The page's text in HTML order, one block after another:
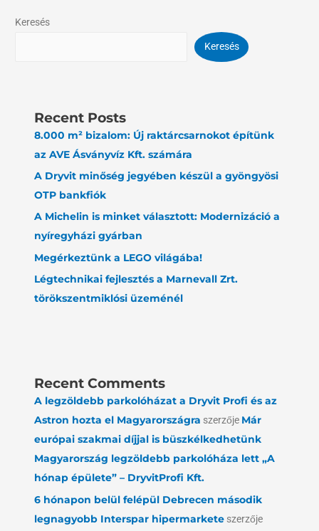
Keresés
Keresés
Recent Posts
8.000 m² bizalom: Új raktárcsarnokot építünk
az AVE Ásványvíz Kft. számára
A Dryvit minőség jegyében készül a gyöngyösi
OTP bankfiók
A Michelin is minket választott: Modernizáció a
nyíregyházi gyárban
Megérkeztünk a LEGO világába!
Légtechnikai fejlesztés a Marnevall Zrt.
törökszentmiklósi üzeménél
Recent Comments
A legzöldebb parkolóházat a Dryvit Profi és az
Astron hozta el Magyarországra szerzője Már
európai szakmai díjjal is büszkélkedhetünk
Magyarország legzöldebb parkolóháza lett „A
hónap épülete” – DryvitProfi Kft.
6 hónapon belül felépül Debrecen második
legnagyobb Interspar hipermarkete szerzője